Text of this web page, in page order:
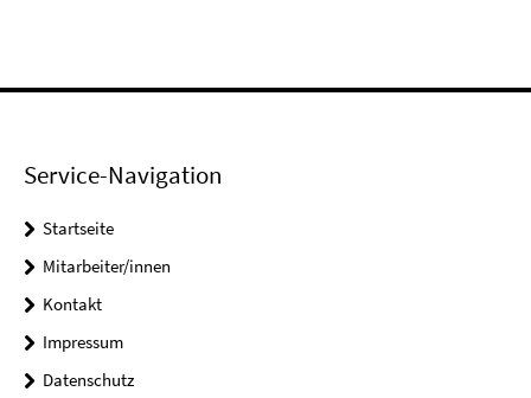
Service-Navigation
Startseite
Mitarbeiter/innen
Kontakt
Impressum
Datenschutz